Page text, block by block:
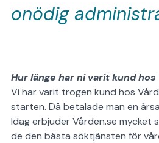
onödig
Hur länge har ni varit kund hos
Vi har varit trogen kund hos
starten. Då betalade man en
Idag erbjuder Vården.se mycket
de den bästa söktjänsten för